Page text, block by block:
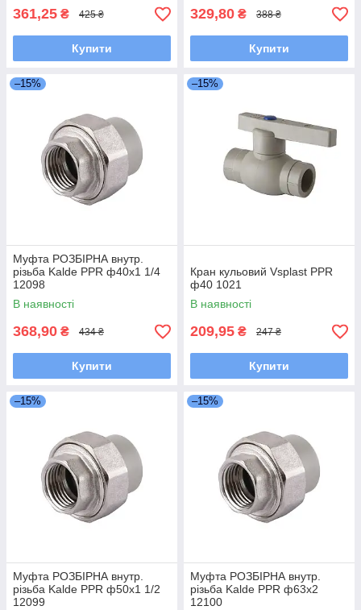
361,25 ₴ 425 ₴
Купити
329,80 ₴ 388 ₴
Купити
–15%
Муфта РОЗБІРНА внутр.
різьба Kalde PPR ф40х1 1/4
12098
В наявності
368,90 ₴ 434 ₴
Купити
–15%
Кран кульовий Vsplast PPR
ф40 1021
В наявності
209,95 ₴ 247 ₴
Купити
–15%
Муфта РОЗБІРНА внутр.
різьба Kalde PPR ф50х1 1/2
12099
–15%
Муфта РОЗБІРНА внутр.
різьба Kalde PPR ф63х2
12100